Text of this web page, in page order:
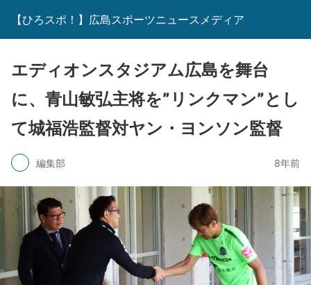
【ひろスポ！】広島スポーツニュースメディア
エディオンスタジアム広島を舞台
に、青山敏弘主将を”リンクマン”とし
て城福浩監督対ヤン・ヨンソン監督
編集部 8年前